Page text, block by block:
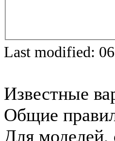
Last modified:
Известные
Общие
Для моделей,